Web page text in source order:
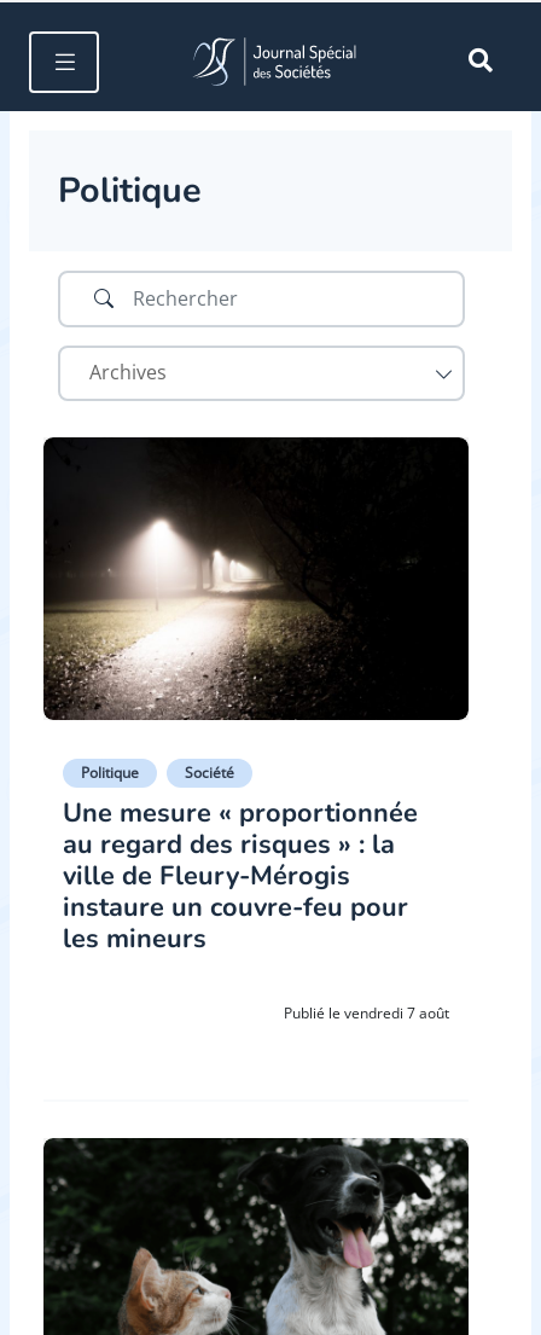
Politique
Politique Société
Une mesure « proportionnée
au regard des risques » : la
ville de Fleury-Mérogis
instaure un couvre-feu pour
les mineurs
Publié le vendredi 7 août